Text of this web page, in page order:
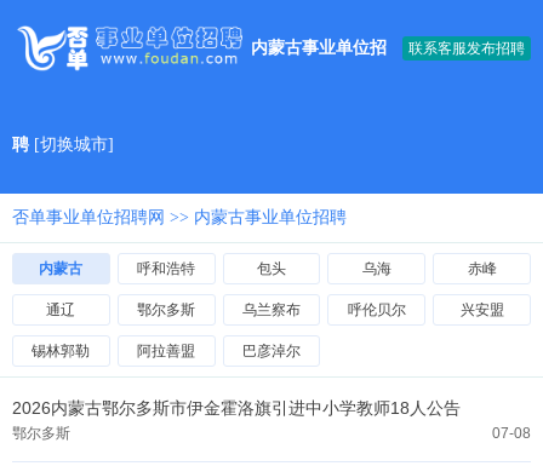
联系客服发布招聘
内蒙古事业单位招
聘 [切换城市]
否单事业单位招聘网 >> 内蒙古事业单位招聘
内蒙古 呼和浩特 包头 乌海 赤峰
通辽 鄂尔多斯 乌兰察布 呼伦贝尔 兴安盟
锡林郭勒 阿拉善盟 巴彦淖尔
2026内蒙古鄂尔多斯市伊金霍洛旗引进中小学教师18人公告
07-08
鄂尔多斯